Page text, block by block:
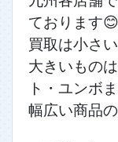
ております😊
買取は小さ
大きいもの
ト・ユンボ
幅広い商品